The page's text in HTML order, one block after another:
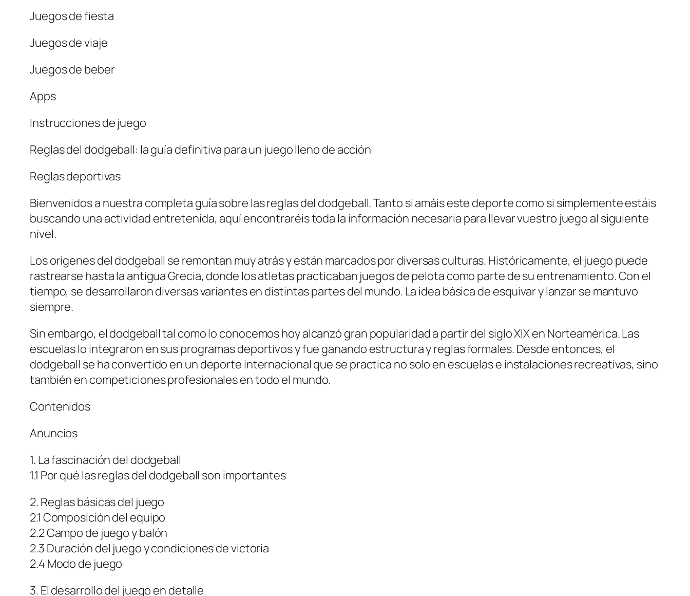
Juegos de fiesta
Juegos de viaje
Juegos de beber
Apps
Instrucciones de juego
Reglas del dodgeball: la guía definitiva para un juego lleno de acción
Reglas deportivas
Bienvenidos a nuestra completa guía sobre las reglas del dodgeball. Tanto si amáis este deporte como si simplemente estáis
buscando una actividad entretenida, aquí encontraréis toda la información necesaria para llevar vuestro juego al siguiente
nivel.
Los orígenes del dodgeball se remontan muy atrás y están marcados por diversas culturas. Históricamente, el juego puede
rastrearse hasta la antigua Grecia, donde los atletas practicaban juegos de pelota como parte de su entrenamiento. Con el
tiempo, se desarrollaron diversas variantes en distintas partes del mundo. La idea básica de esquivar y lanzar se mantuvo
siempre.
Sin embargo, el dodgeball tal como lo conocemos hoy alcanzó gran popularidad a partir del siglo XIX en Norteamérica. Las
escuelas lo integraron en sus programas deportivos y fue ganando estructura y reglas formales. Desde entonces, el
dodgeball se ha convertido en un deporte internacional que se practica no solo en escuelas e instalaciones recreativas, sino
también en competiciones profesionales en todo el mundo.
Contenidos
Anuncios
1. La fascinación del dodgeball
1.1 Por qué las reglas del dodgeball son importantes
2. Reglas básicas del juego
2.1 Composición del equipo
2.2 Campo de juego y balón
2.3 Duración del juego y condiciones de victoria
2.4 Modo de juego
3. El desarrollo del juego en detalle